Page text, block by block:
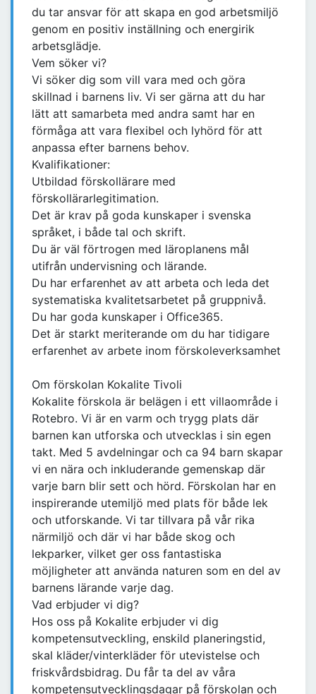
du tar ansvar för att skapa en god arbetsmiljö
genom en positiv inställning och energirik
arbetsglädje.
Vem söker vi?
Vi söker dig som vill vara med och göra
skillnad i barnens liv. Vi ser gärna att du har
lätt att samarbeta med andra samt har en
förmåga att vara flexibel och lyhörd för att
anpassa efter barnens behov.
Kvalifikationer:
Utbildad förskollärare med
förskollärarlegitimation.
Det är krav på goda kunskaper i svenska
språket, i både tal och skrift.
Du är väl förtrogen med läroplanens mål
utifrån undervisning och lärande.
Du har erfarenhet av att arbeta och leda det
systematiska kvalitetsarbetet på gruppnivå.
Du har goda kunskaper i Office365.
Det är starkt meriterande om du har tidigare
erfarenhet av arbete inom förskoleverksamhet
Om förskolan Kokalite Tivoli
Kokalite förskola är belägen i ett villaområde i
Rotebro. Vi är en varm och trygg plats där
barnen kan utforska och utvecklas i sin egen
takt. Med 5 avdelningar och ca 94 barn skapar
vi en nära och inkluderande gemenskap där
varje barn blir sett och hörd. Förskolan har en
inspirerande utemiljö med plats för både lek
och utforskande. Vi tar tillvara på vår rika
närmiljö och där vi har både skog och
lekparker, vilket ger oss fantastiska
möjligheter att använda naturen som en del av
barnens lärande varje dag.
Vad erbjuder vi dig?
Hos oss på Kokalite erbjuder vi dig
kompetensutveckling, enskild planeringstid,
skal kläder/vinterkläder för utevistelse och
friskvårdsbidrag. Du får ta del av våra
kompetensutvecklingsdagar på förskolan och